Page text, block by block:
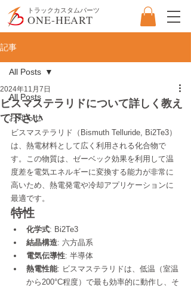
ONE-HEART
​トラックカスタムパーツ
記事
All Posts
お知らせ
All Posts
ビスマステラリドについて詳しく教え
て下さい
2024年11月7日
ビスマステラリド（Bismuth Telluride, Bi2Te3）
は、熱電材料として広く利用される化合物で
す。この物質は、ゼーベック効果を利用して温
度差を電気エネルギーに変換する能力が非常に
高いため、熱電発電や冷却アプリケーションに
最適です。
特性
化学式: Bi2Te3
結晶構造: 六方晶系
電気伝導性: 半導体
熱電性能: ビスマステラリドは、低温（室温
から200°C程度）で最も効率的に動作し、そ